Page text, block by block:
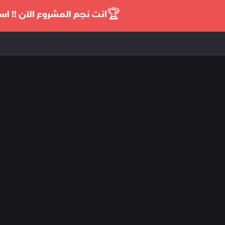
🏆انت نجم المشروع الآن !! استثمر 99 دولار فقط واحصل على 11 دورة تدريبية من اختيارك ..اصنع